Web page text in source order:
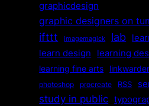
graphicdesign
graphic designers on
ifttt imagemagick lab
learn design learning
learning fine arts
photoshop procreate RSS
study in public